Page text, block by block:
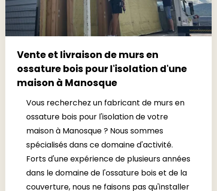
Vente et livraison de murs en
ossature bois pour l'isolation d'une
maison à Manosque
Vous recherchez un fabricant de murs en
ossature bois pour l'isolation de votre
maison à Manosque ? Nous sommes
spécialisés dans ce domaine d'activité.
Forts d'une expérience de plusieurs années
dans le domaine de l'ossature bois et de la
couverture, nous ne faisons pas qu'installer